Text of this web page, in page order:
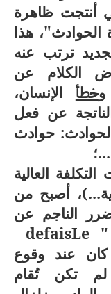
أنتجت ظاهرة
هذا
ترتب عنه
الكلام عن
خطأالإنسان،
عن فعل
حوادث
العالية
أصبح من
الناجم عن
Le
fais
de
عند وقوع
تكن تُقام